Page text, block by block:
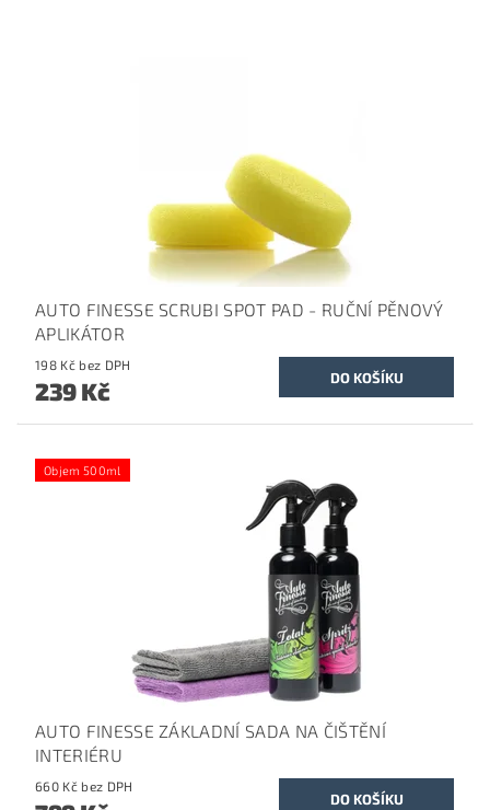
AUTO FINESSE SCRUBI SPOT PAD - RUČNÍ PĚNOVÝ
APLIKÁTOR
198 Kč bez DPH
239 Kč
Objem 500ml
AUTO FINESSE ZÁKLADNÍ SADA NA ČIŠTĚNÍ
INTERIÉRU
660 Kč bez DPH